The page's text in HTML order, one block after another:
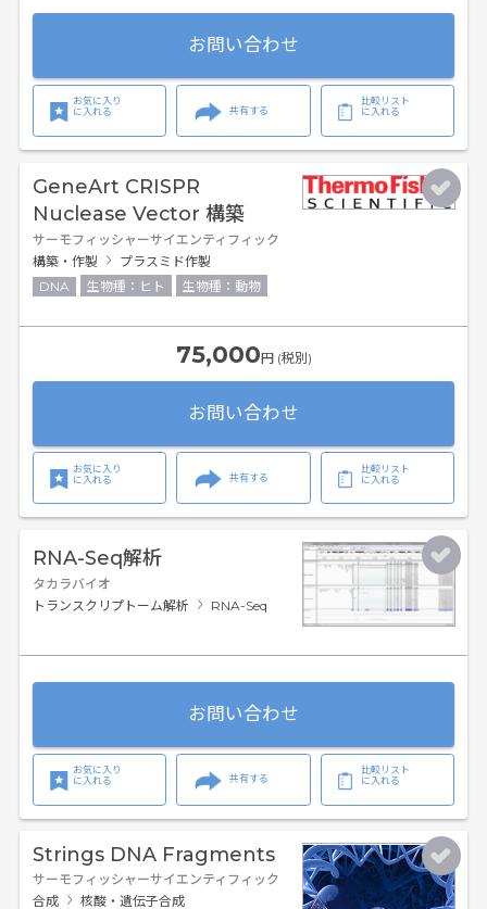
お問い合わせ
お気に入り
に入れる
共有する
比較リスト
に入れる
GeneArt CRISPR
Nuclease Vector 構築
サーモフィッシャーサイエンティフィック
構築・作製
プラスミド作製
DNA
生物種：ヒト 生物種：動物
75,000円 (税別)
お問い合わせ
お気に入り
に入れる
共有する
比較リスト
に入れる
RNA-Seq解析
タカラバイオ
トランスクリプトーム解析
RNA-Seq
お問い合わせ
お気に入り
に入れる
共有する
比較リスト
に入れる
Strings DNA Fragments
サーモフィッシャーサイエンティフィック
合成
核酸・遺伝子合成